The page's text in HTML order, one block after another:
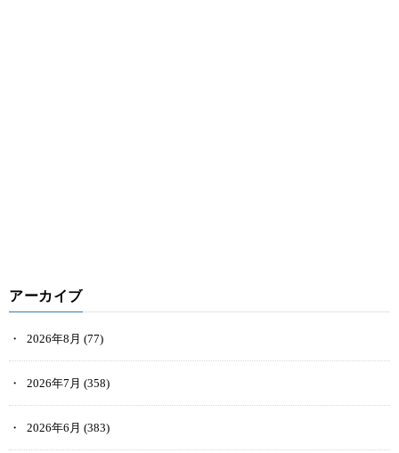
アーカイブ
2026年8月 (77)
2026年7月 (358)
2026年6月 (383)